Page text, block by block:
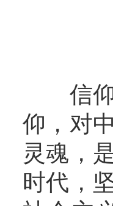
信仰
仰，对
灵魂，
时代，